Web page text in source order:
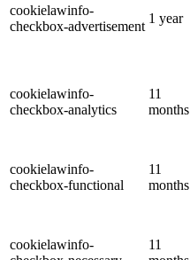
cookielawinfo-
checkbox-advertisement
1 year
cookielawinfo-
checkbox-analytics
11
months
cookielawinfo-
checkbox-functional
11
months
cookielawinfo-
11